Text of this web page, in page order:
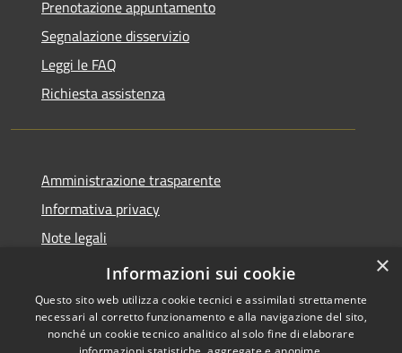
Prenotazione appuntamento
Segnalazione disservizio
Leggi le FAQ
Richiesta assistenza
Amministrazione trasparente
Informativa privacy
Note legali
Dichiarazione di accessibilità
×
Informazioni sui cookie
Questo sito web utilizza cookie tecnici e assimilati strettamente
necessari al corretto funzionamento e alla navigazione del sito,
nonché un cookie tecnico analitico al solo fine di elaborare